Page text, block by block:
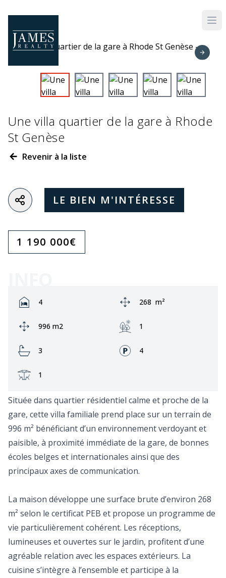
Une villa quartier de la gare à Rhode
St Genèse
Revenir à la liste
LE BIEN M'INTÉRESSE
1 190 000€
Rooms:
4 Zone:
268 m²
Ground area:
996 m2 Jardin:
1
Bathrooms:
3 Façades:
4
Terrasse:
1
Située dans quartier résidentiel calme et proche de la
gare, cette villa familiale prend place sur un terrain de
996 m² bénéficiant d’un environnement verdoyant et
paisible, à proximité immédiate de la gare, de bonnes
écoles belges et internationales ainsi que des
principaux axes de communication.
La maison développe une surface brute d’environ 268
m² selon le certificat PEB et propose un programme de
vie particulièrement cohérent. Les réceptions,
lumineuses et ouvertes sur le jardin, profitent d’une
agréable relation avec les espaces extérieurs. La
cuisine s’intègre à l’ensemble et participe à la